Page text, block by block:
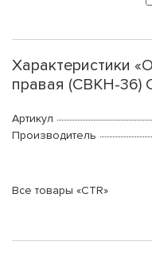
Характеристики
правая (CBKH-36)
Артикул
Производитель
Все товары «CTR»